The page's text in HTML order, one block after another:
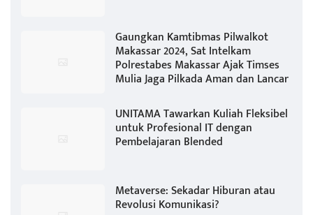
Gaungkan Kamtibmas Pilwalkot
Makassar 2024, Sat Intelkam
Polrestabes Makassar Ajak Timses
Mulia Jaga Pilkada Aman dan Lancar
UNITAMA Tawarkan Kuliah Fleksibel
untuk Profesional IT dengan
Pembelajaran Blended
Metaverse: Sekadar Hiburan atau
Revolusi Komunikasi?